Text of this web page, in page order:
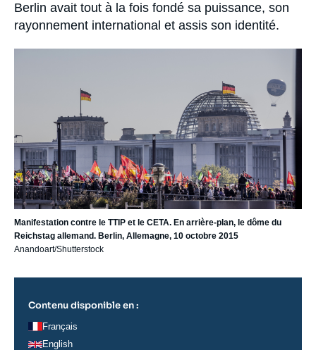
Berlin avait tout à la fois fondé sa puissance, son
rayonnement international et assis son identité.
Manifestation contre le TTIP et le CETA. En arrière-plan, le dôme du
Reichstag allemand. Berlin, Allemagne, 10 octobre 2015
Anandoart/Shutterstock
Contenu disponible en :
Français
English